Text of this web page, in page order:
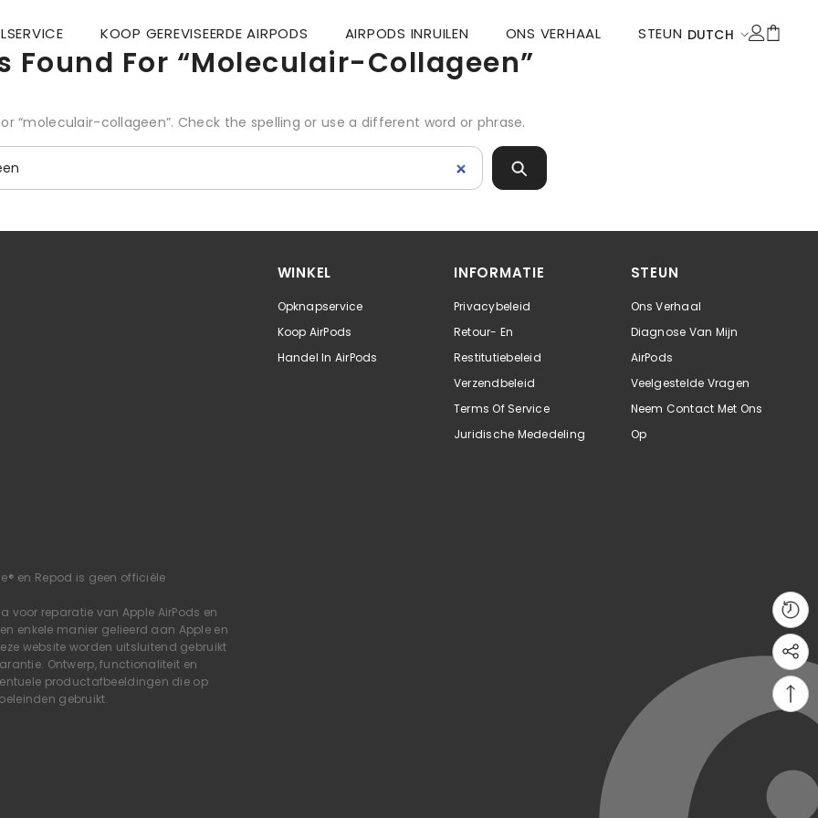
KOOP GEREVISEERDE AIRPODS AIRPODS INRUILEN ONS VERHAAL STEUN DUTCH
POLSKI
ESPAÑOL
Found For “moleculair-Collageen”
“moleculair-collageen”. Check the spelling or use a different word or phrase.
en Repod is geen officiële
reparatie van Apple AirPods en
enkele manier gelieerd aan Apple en
website worden uitsluitend gebruikt
Ontwerp, functionaliteit en
productafbeeldingen die op
gebruikt.
WINKEL
Opknapservice
Koop AirPods
Handel In AirPods
INFORMATIE
Privacybeleid
Retour- En
Restitutiebeleid
Verzendbeleid
Terms Of Service
Juridische Mededeling
STEUN
Ons Verhaal
Diagnose Van Mijn
AirPods
Veelgestelde Vragen
Neem Contact Met Ons
Op